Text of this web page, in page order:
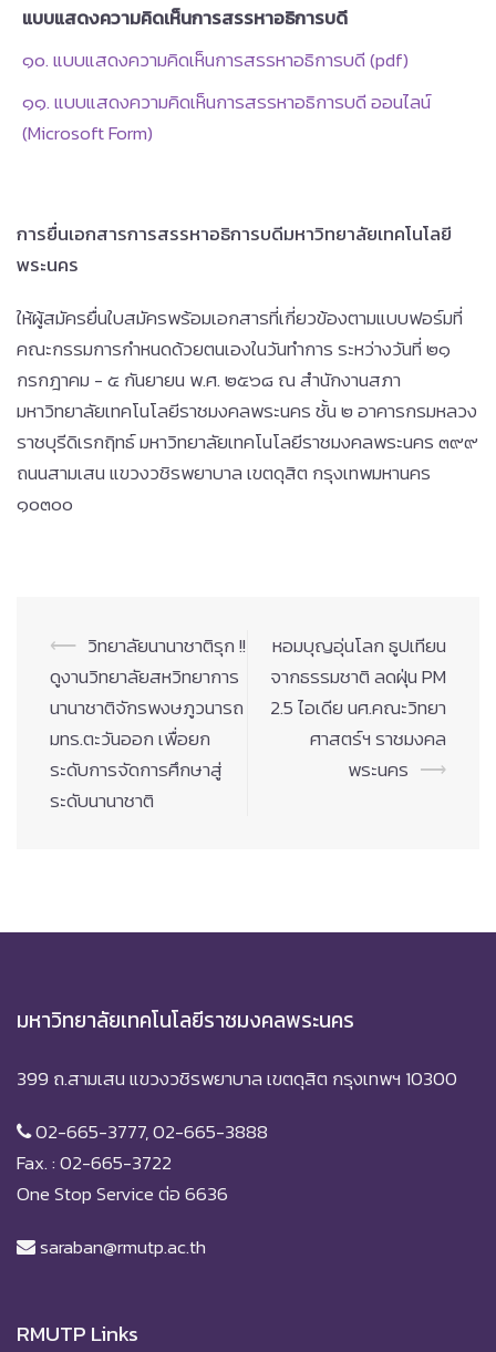
แบบแสดงความคิดเห็นการสรรหาอธิการบดี
๑๐. แบบแสดงความคิดเห็นการสรรหาอธิการบดี (pdf)
๑๑. แบบแสดงความคิดเห็นการสรรหาอธิการบดี ออนไลน์
(Microsoft Form)
การยื่นเอกสารการสรรหาอธิการบดีมหาวิทยาลัยเทคโนโลยี
พระนคร
ให้ผู้สมัครยื่นใบสมัครพร้อมเอกสารที่เกี่ยวข้องตามแบบฟอร์มที่
คณะกรรมการกำหนดด้วยตนเองในวันทำการ ระหว่างวันที่ ๒๑
กรกฎาคม - ๕ กันยายน พ.ศ. ๒๕๖๘ ณ สำนักงานสภา
มหาวิทยาลัยเทคโนโลยีราชมงคลพระนคร ชั้น ๒ อาคารกรมหลวง
ราชบุรีดิเรกฤิทธ์ มหาวิทยาลัยเทคโนโลยีราชมงคลพระนคร ๓๙๙
ถนนสามเสน แขวงวชิรพยาบาล เขตดุสิต กรุงเทพมหานคร
๑๐๓๐๐
Post
navigation
⟵ วิทยาลัยนานาชาติรุก !!
ดูงานวิทยาลัยสหวิทยาการ
นานาชาติจักรพงษภูวนารถ
มทร.ตะวันออก เพื่อยก
ระดับการจัดการศึกษาสู่
ระดับนานาชาติ
หอมบุญอุ่นโลก ธูปเทียน
จากธรรมชาติ ลดฝุ่น PM
2.5 ไอเดีย นศ.คณะวิทยา
ศาสตร์ฯ ราชมงคล
พระนคร ⟶
มหาวิทยาลัยเทคโนโลยีราชมงคลพระนคร
399 ถ.สามเสน แขวงวชิรพยาบาล เขตดุสิต กรุงเทพฯ 10300
02-665-3777, 02-665-3888
Fax. : 02-665-3722
One Stop Service ต่อ 6636
saraban@rmutp.ac.th
RMUTP Links